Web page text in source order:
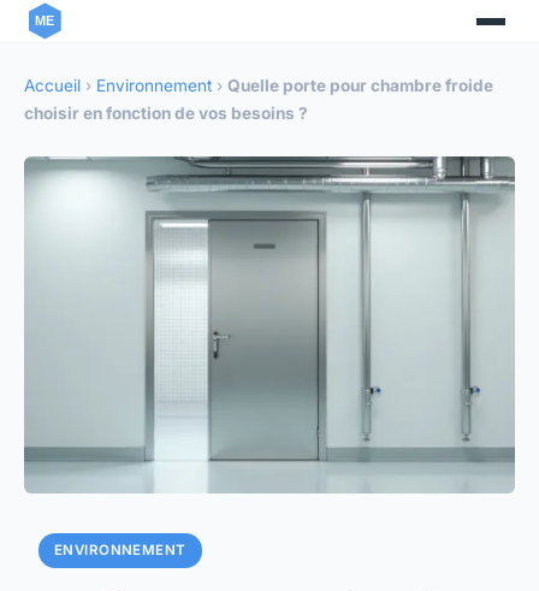
Accueil › Environnement › Quelle porte pour chambre froide
choisir en fonction de vos besoins ?
ENVIRONNEMENT